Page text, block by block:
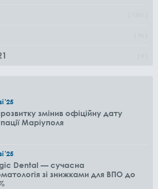
'25
змінив офіційну дату
Маріуполя
'25
Dental — сучасна
зі знижками для ВПО до